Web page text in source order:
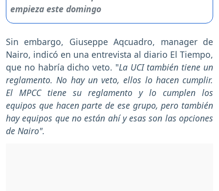
Sin embargo, Giuseppe Aqcuadro, manager de
Nairo, indicó en una entrevista al diario El Tiempo,
que no habría dicho veto. "La UCI también tiene un
reglamento. No hay un veto, ellos lo hacen cumplir.
El MPCC tiene su reglamento y lo cumplen los
equipos que hacen parte de ese grupo, pero también
hay equipos que no están ahí y esas son las opciones
de Nairo".